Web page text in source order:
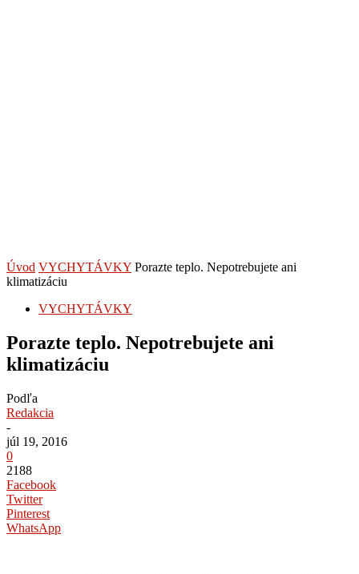
Úvod VYCHYTÁVKY Porazte teplo. Nepotrebujete ani
klimatizáciu
VYCHYTÁVKY
Porazte teplo. Nepotrebujete ani
klimatizáciu
Podľa
Redakcia
-
júl 19, 2016
0
2188
Facebook
Twitter
Pinterest
WhatsApp